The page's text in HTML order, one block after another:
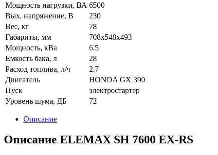
Мощность нагрузки, ВА 6500
Вых. напряжение, В
230
Вес, кг
78
Габариты, мм
708x548x493
Мощность, кВа
6.5
Емкость бака, л
28
Расход топлива, л/ч
2.7
Двигатель
HONDA GX 390
Пуск
электростартер
Уровень шума, ДБ
72
Описание
Описание ELEMAX SH 7600 EX-RS